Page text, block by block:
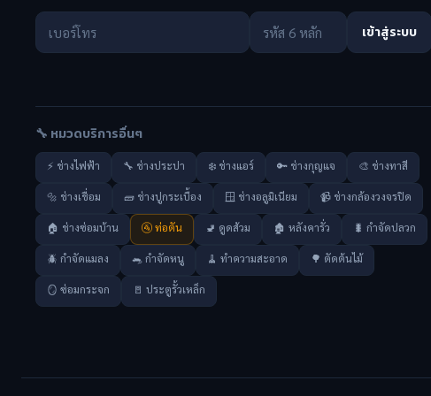
เข้าสู่ระบบ
🔧 หมวดบริการอื่นๆ
⚡ ช่างไฟฟ้า 🔧 ช่างประปา ❄️ ช่างแอร์ 🔑 ช่างกุญแจ 🎨 ช่างทาสี
🔩 ช่างเชื่อม 🧱 ช่างปูกระเบื้อง 🪟 ช่างอลูมิเนียม 📹 ช่างกล้องวงจรปิด
🏠 ช่างซ่อมบ้าน 🚰 ท่อตัน 🚽 ดูดส้วม 🏚️ หลังคารั่ว 🐛 กำจัดปลวก
🪲 กำจัดแมลง 🐀 กำจัดหนู 🧹 ทำความสะอาด 🌳 ตัดต้นไม้
🪞 ซ่อมกระจก 🚪 ประตูรั้วเหล็ก